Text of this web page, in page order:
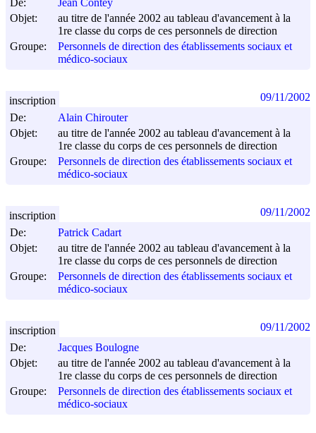
De:
Jean Contey
Objet:
au titre de l'année 2002 au tableau d'avancement à la
1re classe du corps de ces personnels de direction
Groupe:
Personnels de direction des établissements sociaux et
médico-sociaux
De:
Alain Chirouter
Objet:
au titre de l'année 2002 au tableau d'avancement à la
1re classe du corps de ces personnels de direction
Groupe:
Personnels de direction des établissements sociaux et
médico-sociaux
inscription 09/11/2002
De:
Patrick Cadart
Objet:
au titre de l'année 2002 au tableau d'avancement à la
1re classe du corps de ces personnels de direction
Groupe:
Personnels de direction des établissements sociaux et
médico-sociaux
inscription 09/11/2002
De:
Jacques Boulogne
Objet:
au titre de l'année 2002 au tableau d'avancement à la
1re classe du corps de ces personnels de direction
Groupe:
Personnels de direction des établissements sociaux et
médico-sociaux
inscription 09/11/2002